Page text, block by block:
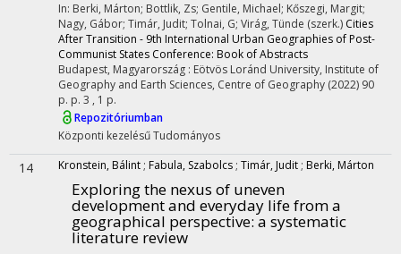
In: Berki, Márton; Bottlik, Zs; Gentile, Michael; Kőszegi, Margit;
Nagy, Gábor; Timár, Judit; Tolnai, G; Virág, Tünde (szerk.) Cities
After Transition - 9th International Urban Geographies of Post-
Communist States Conference: Book of Abstracts
Budapest, Magyarország : Eötvös Loránd University, Institute of
Geography and Earth Sciences, Centre of Geography (2022) 90
p. p. 3 , 1 p.
Repozitóriumban
Központi kezelésűTudományos
14 Kronstein, Bálint ; Fabula, Szabolcs ; Timár, Judit ; Berki, Márton
Exploring the nexus of uneven
development and everyday life from a
geographical perspective: a systematic
literature review